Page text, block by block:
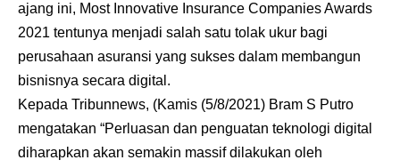
ajang ini, Most Innovative Insurance Companies Awards
2021 tentunya menjadi salah satu tolak ukur bagi
perusahaan asuransi yang sukses dalam membangun
bisnisnya secara digital.
Kepada Tribunnews, (Kamis (5/8/2021) Bram S Putro
mengatakan “Perluasan dan penguatan teknologi digital
diharapkan akan semakin massif dilakukan oleh